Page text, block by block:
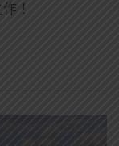
！